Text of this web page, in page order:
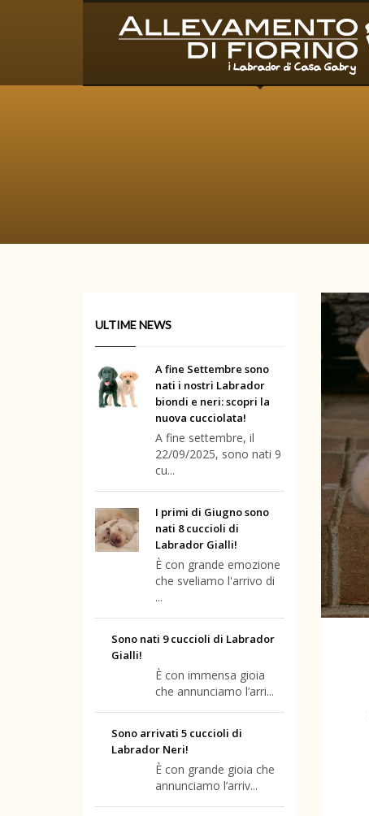
ULTIME NEWS
A fine Settembre sono
nati i nostri Labrador
biondi e neri: scopri la
nuova cucciolata!
A fine settembre, il
22/09/2025, sono nati 9
cu...
I primi di Giugno sono
nati 8 cuccioli di
Labrador Gialli!
È con grande emozione
che sveliamo l'arrivo di
...
Sono nati 9 cuccioli di Labrador
Gialli!
È con immensa gioia
che annunciamo l’arri...
Sono arrivati 5 cuccioli di
Labrador Neri!
È con grande gioia che
annunciamo l’arriv...